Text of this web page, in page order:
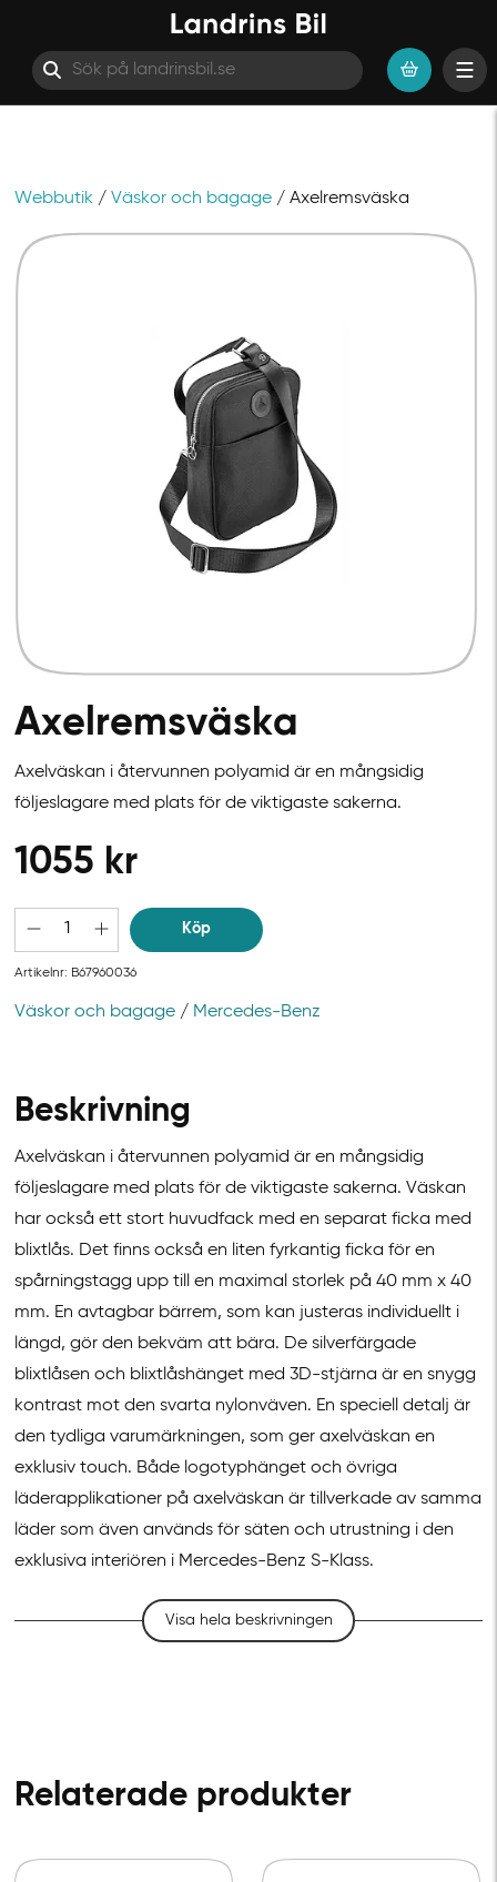
Webbutik /Väskor och bagage / Axelremsväska
Axelremsväska
Axelväskan i återvunnen polyamid är en mångsidig
följeslagare med plats för de viktigaste sakerna.
1055 kr
Köp
Artikelnr: B67960036
Väskor och bagage / Mercedes-Benz
Beskrivning
Axelväskan i återvunnen polyamid är en mångsidig
följeslagare med plats för de viktigaste sakerna. Väskan
har också ett stort huvudfack med en separat ficka med
blixtlås. Det finns också en liten fyrkantig ficka för en
spårningstagg upp till en maximal storlek på 40 mm x 40
mm. En avtagbar bärrem, som kan justeras individuellt i
längd, gör den bekväm att bära. De silverfärgade
blixtlåsen och blixtlåshänget med 3D-stjärna är en snygg
kontrast mot den svarta nylonväven. En speciell detalj är
den tydliga varumärkningen, som ger axelväskan en
exklusiv touch. Både logotyphänget och övriga
läderapplikationer på axelväskan är tillverkade av samma
läder som även används för säten och utrustning i den
exklusiva interiören i Mercedes-Benz S-Klass.
Visa hela beskrivningen
Relaterade produkter